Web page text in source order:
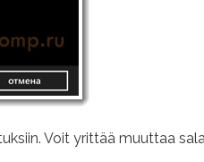
Voit yrittää muuttaa